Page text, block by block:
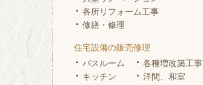
各所リフォーム工事
修繕・修理
住宅設備の販売修理
バスルーム
キッチン
各種増改築工事
洋間、和室